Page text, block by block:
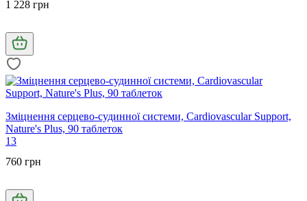
1 228 грн
Зміцнення серцево-судинної системи, Cardiovascular Support,
Nature's Plus, 90 таблеток
13
760 грн